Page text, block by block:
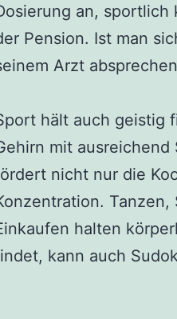
an, sportlich
Pension. Ist man
Arzt
hält auch geistig
mit
nicht nur die
halten
kann auch